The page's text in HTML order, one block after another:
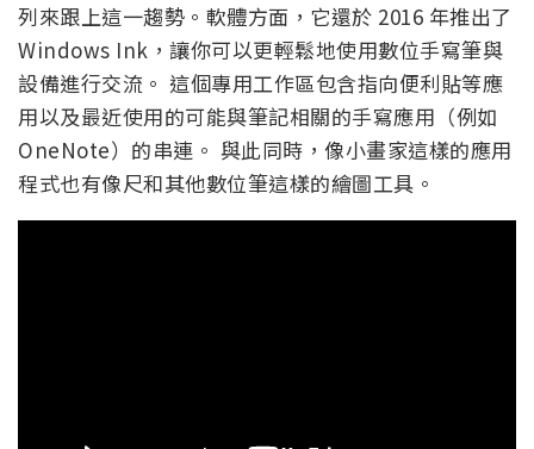
列來跟上這一趨勢。軟體方面，它還於 2016 年推出了
Windows Ink，讓你可以更輕鬆地使用數位手寫筆與
設備進行交流。 這個專用工作區包含指向便利貼等應
用以及最近使用的可能與筆記相關的手寫應用（例如
OneNote）的串連。 與此同時，像小畫家這樣的應用
程式也有像尺和其他數位筆這樣的繪圖工具。